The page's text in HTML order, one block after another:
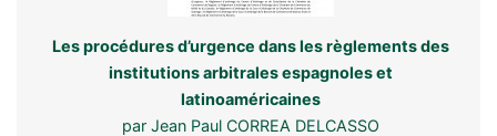
Les procédures d’urgence dans les règlements des
institutions arbitrales espagnoles et
latinoaméricaines
par Jean Paul CORREA DELCASSO